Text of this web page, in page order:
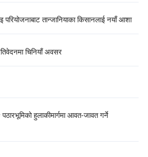
परियोजनाबाट तान्जानियाका किसानलाई नयाँ आशा
चिनियाँ अवसर
हुलाकीमार्गमा आवत-जावत गर्ने